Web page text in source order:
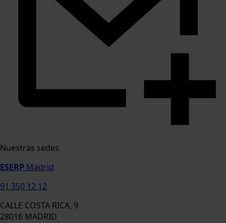
Nuestras sedes
ESERP Madrid
91 350 12 12
CALLE COSTA RICA, 9
28016 MADRID